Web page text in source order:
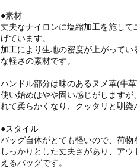
●素材
丈夫なナイロンに塩縮加工を施し
げています。
加工により生地の密度が上がって
な軽さの素材です。
ハンドル部分は味のあるヌメ革(牛革
使い始めはやや固い感じがします
れて柔らかくなり、クッタリと馴染
●スタイル
バッグ自体がとても軽いので、荷物
しっかりとした丈夫さがあり、ア
えるバッグです。